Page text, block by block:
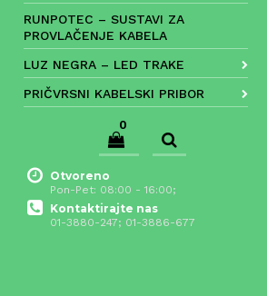
RUNPOTEC – SUSTAVI ZA
PROVLAČENJE KABELA
LUZ NEGRA – LED TRAKE
PRIČVRSNI KABELSKI PRIBOR
0
Otvoreno
Pon-Pet: 08:00 - 16:00;
Kontaktirajte nas
01-3880-247; 01-3886-677